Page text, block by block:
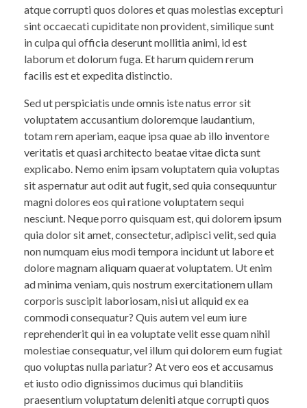
atque corrupti quos dolores et quas molestias excepturi
sint occaecati cupiditate non provident, similique sunt
in culpa qui officia deserunt mollitia animi, id est
laborum et dolorum fuga. Et harum quidem rerum
facilis est et expedita distinctio.
Sed ut perspiciatis unde omnis iste natus error sit
voluptatem accusantium doloremque laudantium,
totam rem aperiam, eaque ipsa quae ab illo inventore
veritatis et quasi architecto beatae vitae dicta sunt
explicabo. Nemo enim ipsam voluptatem quia voluptas
sit aspernatur aut odit aut fugit, sed quia consequuntur
magni dolores eos qui ratione voluptatem sequi
nesciunt. Neque porro quisquam est, qui dolorem ipsum
quia dolor sit amet, consectetur, adipisci velit, sed quia
non numquam eius modi tempora incidunt ut labore et
dolore magnam aliquam quaerat voluptatem. Ut enim
ad minima veniam, quis nostrum exercitationem ullam
corporis suscipit laboriosam, nisi ut aliquid ex ea
commodi consequatur? Quis autem vel eum iure
reprehenderit qui in ea voluptate velit esse quam nihil
molestiae consequatur, vel illum qui dolorem eum fugiat
quo voluptas nulla pariatur? At vero eos et accusamus
et iusto odio dignissimos ducimus qui blanditiis
praesentium voluptatum deleniti atque corrupti quos